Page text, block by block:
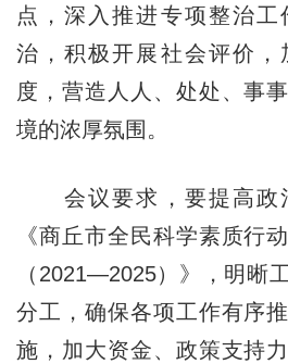
点，深入推进专项整治
治，积极开展社会评价，
度，营造人人、处处、事
境的浓厚氛围。
会议要求，要提高政
《商丘市全民科学素质行
（2021—2025）》，明晰
分工，确保各项工作有序
施，加大资金、政策支持